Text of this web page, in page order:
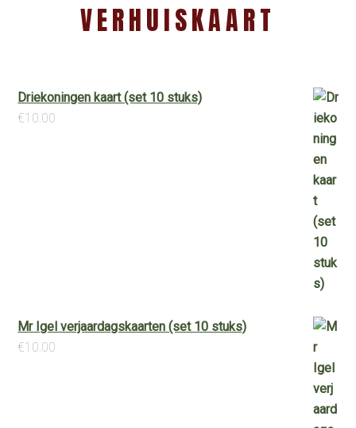
VERHUISKAART
Driekoningen kaart (set 10 stuks)
€10.00
Mr Igel verjaardagskaarten (set 10 stuks)
€10.00